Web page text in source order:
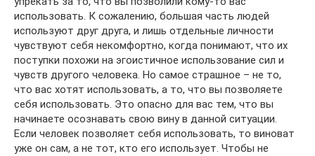
использовать. К сожалению, большая часть людей
используют друг друга, и лишь отдельные личности
чувствуют себя некомфортно, когда понимают, что их
поступки похожи на эгоистичное использование сил и
чувств другого человека. Но самое страшное – не то,
что вас хотят использовать, а то, что вы позволяете
себя использовать. Это опасно для вас тем, что вы
начинаете осознавать свою вину в данной ситуации.
Если человек позволяет себя использовать, то виноват
уже он сам, а не тот, кто его использует. Чтобы не